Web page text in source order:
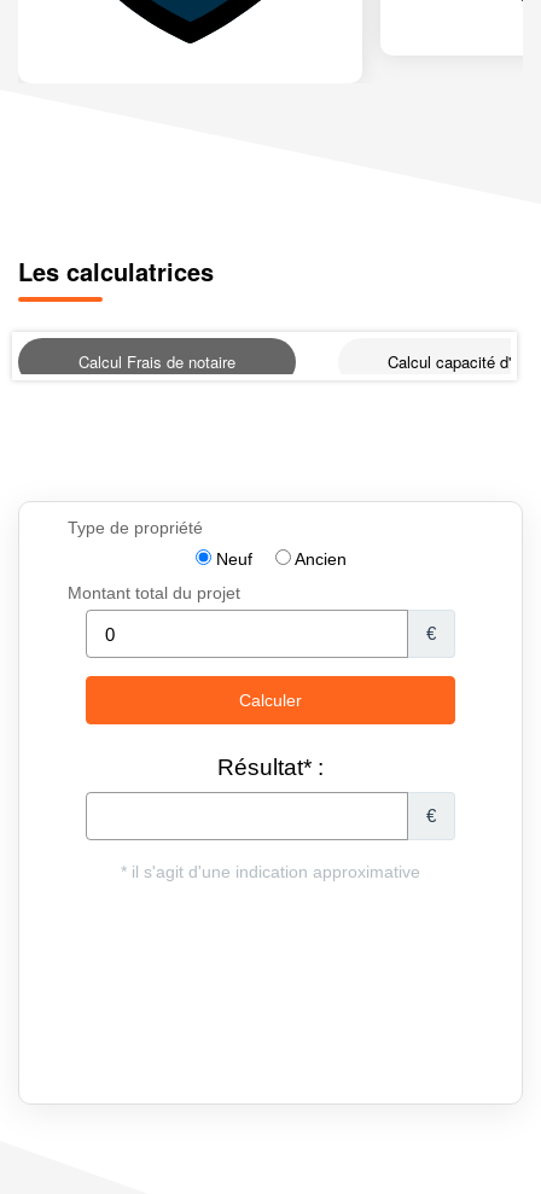
Les calculatrices
Calcul Frais de notaire Calcul capacité